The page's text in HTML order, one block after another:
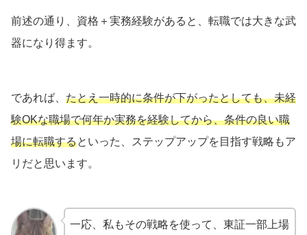
前述の通り、資格＋実務経験があると、転職では大きな武
器になり得ます。
であれば、 たとえ一時的に条件が下がったとしても、未経
験OKな職場で何年か実務を経験してから、条件の良い職
場に転職するといった、ステップアップを目指す戦略もア
リだと思います。
一応、私もその戦略を使って、東証一部上場